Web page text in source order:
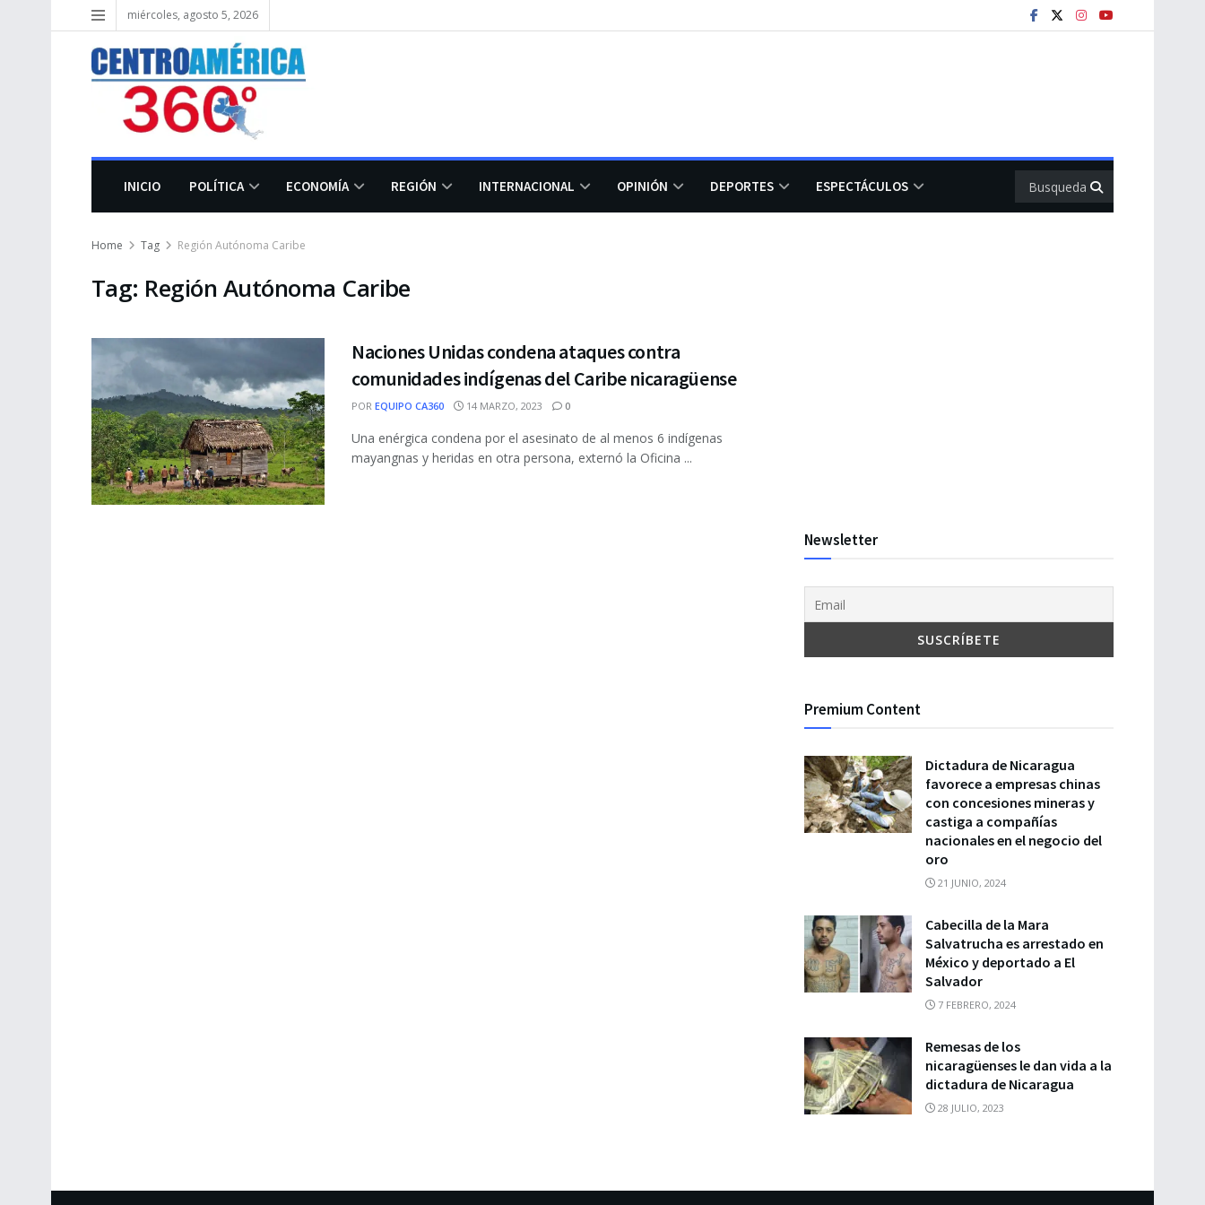
miércoles, agosto 5, 2026
INICIO POLÍTICA ECONOMÍA REGIÓN INTERNACIONAL OPINIÓN DEPORTES ESPECTÁCULOS
Home Tag Región Autónoma Caribe
Tag: Región Autónoma Caribe
Naciones Unidas condena ataques contra
comunidades indígenas del Caribe nicaragüense
POR EQUIPO CA360 14 MARZO, 2023 0
Una enérgica condena por el asesinato de al menos 6 indígenas
mayangnas y heridas en otra persona, externó la Oficina ...
Newsletter
Premium Content
Dictadura de Nicaragua
favorece a empresas chinas
con concesiones mineras y
castiga a compañías
nacionales en el negocio del
oro
21 JUNIO, 2024
Cabecilla de la Mara
Salvatrucha es arrestado en
México y deportado a El
Salvador
7 FEBRERO, 2024
Remesas de los
nicaragüenses le dan vida a la
dictadura de Nicaragua
28 JULIO, 2023